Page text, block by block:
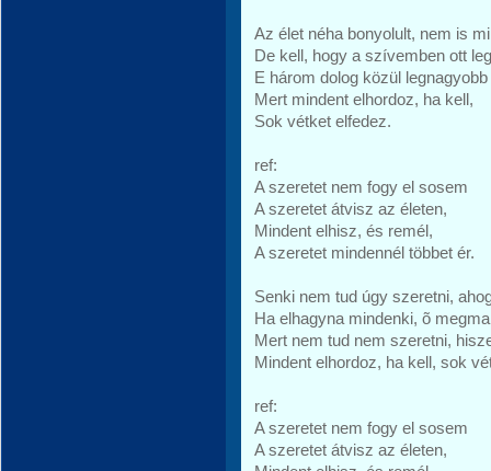
Az élet néha bonyolult, nem is
De kell, hogy a szívemben ott
E három dolog közül
Mert mindent elhordoz, ha kell,
Sok vétket elfedez.
ref:
A szeretet nem fogy el sosem
A szeretet átvisz az életen,
Mindent elhisz, és remél,
A szeretet mindennél többet ér.
Senki nem tud úgy szeretni,
Ha elhagyna mindenki, õ
Mert nem tud nem szeretni,
Mindent elhordoz, ha kell, sok
ref:
A szeretet nem fogy el sosem
A szeretet átvisz az életen,